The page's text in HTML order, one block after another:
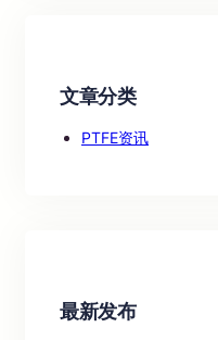
文章分类
PTFE资讯
最新发布